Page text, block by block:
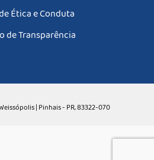
Ética e Conduta
de Transparência
| Pinhais - PR, 83322-070